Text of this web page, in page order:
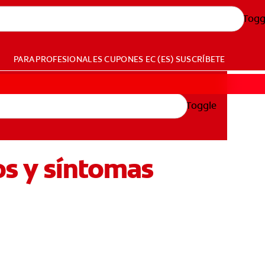
PARA PROFESIONALESCUPONES EC (ES) SUSCRÍBETE
Toggle
y síntomas